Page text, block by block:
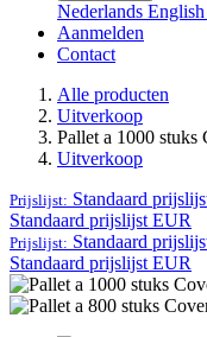
Nederlands
Aanmelden
Contact
Alle producten
Uitverkoop
Pallet a 1000 stuks
Uitverkoop
Prijslijst: Standaard
Standaard prijslijst EUR
Prijslijst: Standaard
Standaard prijslijst EUR